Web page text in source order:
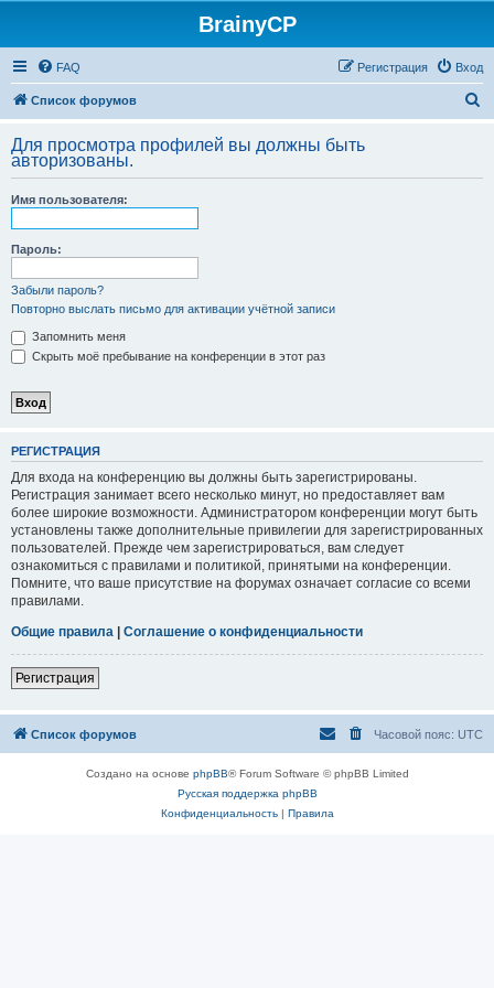
BrainyCP
FAQ Вход
Регистрация
Список форумов
с
Для просмотра профилей вы должны быть
авторизованы.
Имя пользователя:
Пароль:
Забыли пароль?
Повторно выслать письмо для активации учётной записи
Запомнить меня
Скрыть моё пребывание на конференции в этот раз
РЕГИСТРАЦИЯ
Для входа на конференцию вы должны быть зарегистрированы.
Регистрация занимает всего несколько минут, но предоставляет вам
более широкие возможности. Администратором конференции могут быть
установлены также дополнительные привилегии для зарегистрированных
пользователей. Прежде чем зарегистрироваться, вам следует
ознакомиться с правилами и политикой, принятыми на конференции.
Помните, что ваше присутствие на форумах означает согласие со всеми
правилами.
Общие правила | Соглашение о конфиденциальности
Регистрация
Список форумов Часовой пояс: UTC
Создано на основе phpBB® Forum Software © phpBB Limited
Русская поддержка phpBB
Конфиденциальность| Правила